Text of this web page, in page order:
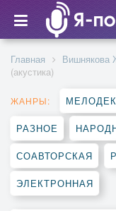
Главная Вишнякова
(акустика)
ЖАНРЫ:
РАЗНОЕ
СОАВТОРСКАЯ
ЭЛЕКТРОННАЯ